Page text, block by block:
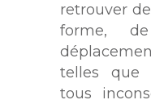
retrouver
forme,
telles que
tous